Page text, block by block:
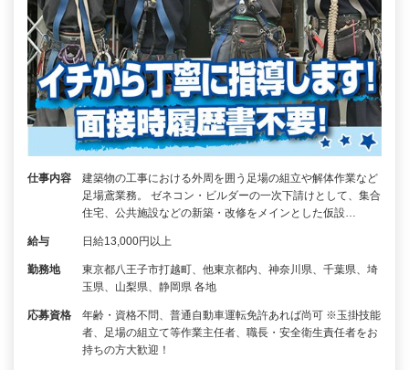
仕事内容
建築物の工事における外周を囲う足場の組立や解体作業など
足場鳶業務。 ゼネコン・ビルダーの一次下請けとして、集合
住宅、公共施設などの新築・改修をメインとした仮設…
給与 日給13,000円以上
勤務地
東京都八王子市打越町、他東京都内、神奈川県、千葉県、埼
玉県、山梨県、静岡県 各地
応募資格
年齢・資格不問、普通自動車運転免許あれば尚可 ※玉掛技能
者、足場の組立て等作業主任者、職長・安全衛生責任者をお
持ちの方大歓迎！